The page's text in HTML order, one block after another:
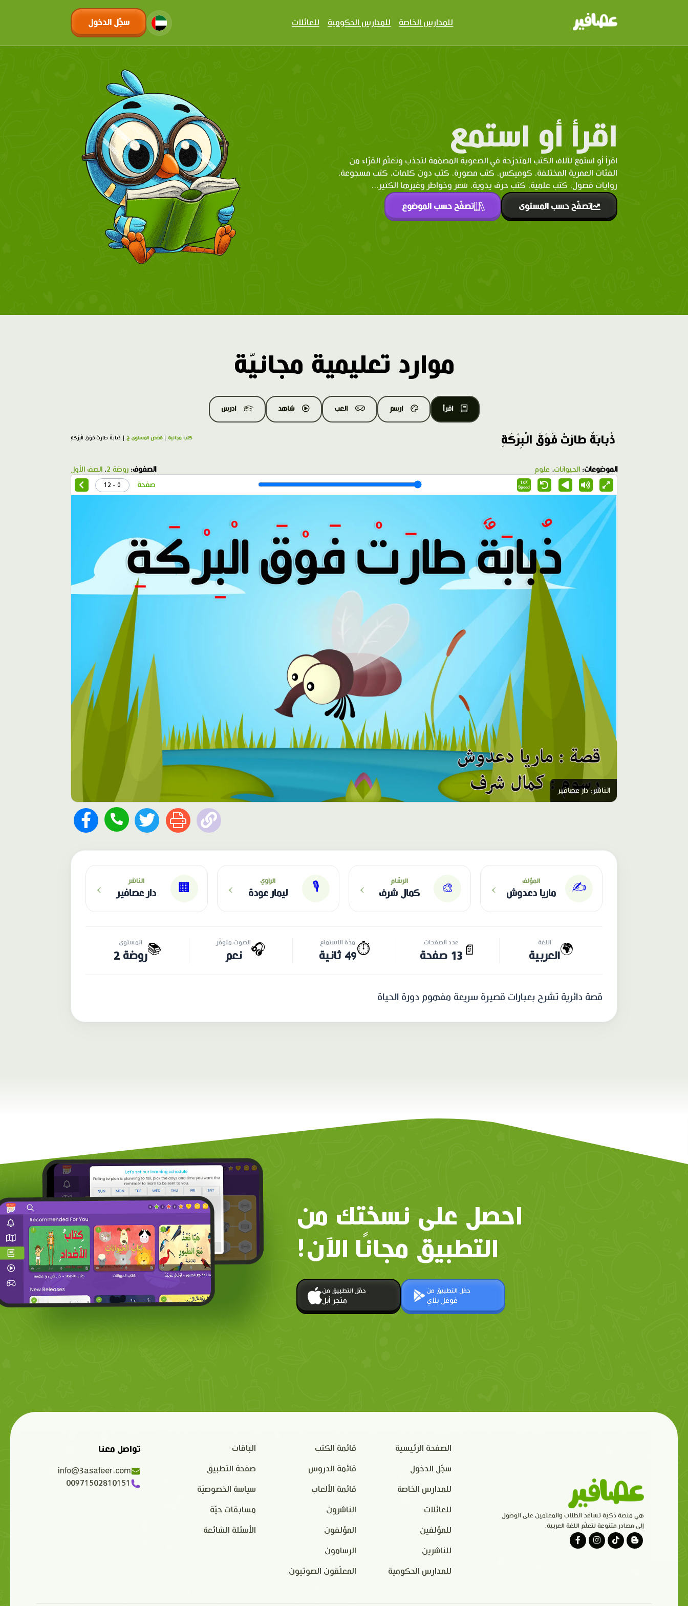
للمدارس الخاصة للمدارس الحكومية للعائلات سجّل الدخول
اقرأ أو استمع
اقرأ أو استمع لآلاف الكتب المتدرّحة في الصعوبة المصمّمة لتجذب وتعلّم القرّاء من
الفئات العمرية المختلفة. كوميكس، كتب مصورة، كتب دون كلمات، كتب مسجوعة،
روايات فصول، كتب علمية، كتب حرف يدوية، شعر وخواطر وغيرها الكثير...
تصفّح حسب المستوى تصفّح حسب الموضوع
موارد تعليمية مجانيّة
اقرأ ارسم العب شاهد ادرس
ذُبابَةٌ طارَتْ فَوْقَ الْبِرْكَةِ كتب مجانية |قصص المستوى ج | ذُبابَةٌ طارَتْ فَوْقَ الْبِرْكَةِ
الموضوعات: الحيوانات، علوم الصفوف: روضة 2 ، الصف الأول
1.0X
Speed
صفحة 0 - 12
الناشر: دار عصافير
✍️ المؤلف
ماريا دعدوش ›
🎨
الرسّام
كمال شرف ›
🎙 الراوي
ليمار عودة ›
🏢
الناشر
دار عصافير ›
🌍 اللغة
العربية 📄
عدد الصفحات
13 صفحة ⏱️ مدّة الاستماع
49 ثانية 🎧الصوت متوفّر
نعم 📚 المستوى
روضة 2
قصة دائرية تشرح بعبارات قصيرة سريعة مفهوم دورة الحياة
احصل على نسختك من
التطبيق مجانًا الآن!
حمّل التطبيق من
متجر أبل
حمّل التطبيق من
غوغل بلاي
هي منصة ذكية تساعد الطلاب والمعلمين على الوصول
إلى مصادر متنوعة لتعلّم اللغة العربية.
الصفحة الرئيسية
سجّل الدخول
للمدارس الخاصة
للعائلات
للمؤلفين
للناشرين
للمدارس الحكومية
قائمة الكتب
قائمة الدروس
قائمة الألعاب
الناشرون
المؤلفون
الرسامون
المعلّقون الصوتيون
الباقات
صفحة التطبيق
سياسة الخصوصيّة
مسابقات حيّة
الأسئلة الشائعة
تواصل معنا
info@3asafeer.com
00971502810151